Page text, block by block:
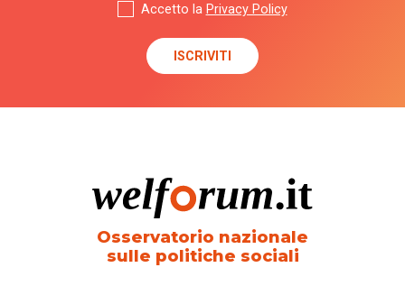
Accetto la Privacy Policy
Osservatorio nazionale
sulle politiche sociali